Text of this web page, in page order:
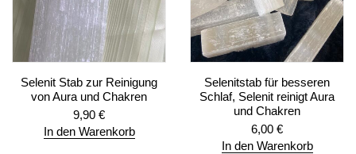
Selenit Stab zur Reinigung
von Aura und Chakren
9,90 €
In den Warenkorb
Selenitstab für besseren
Schlaf, Selenit reinigt Aura
und Chakren
6,00 €
In den Warenkorb